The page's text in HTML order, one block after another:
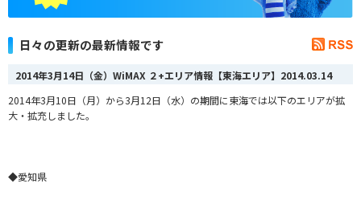
UQ mobile
日々の更新の最新情報です
2014年3月14日（金）WiMAX ２+エリア情報【東海エリア】 2014.03.14
2014年3月10日（月）から3月12日（水）の期間に東海では以下のエリアが拡
大・拡充しました。
◆愛知県